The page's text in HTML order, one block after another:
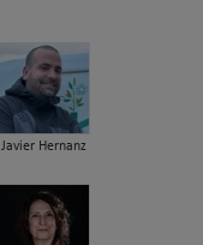
Javier Hernanz